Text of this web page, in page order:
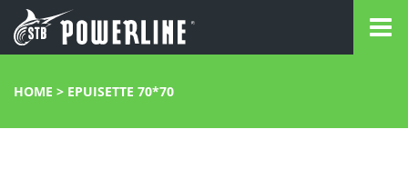
HOME > EPUISETTE 70*70